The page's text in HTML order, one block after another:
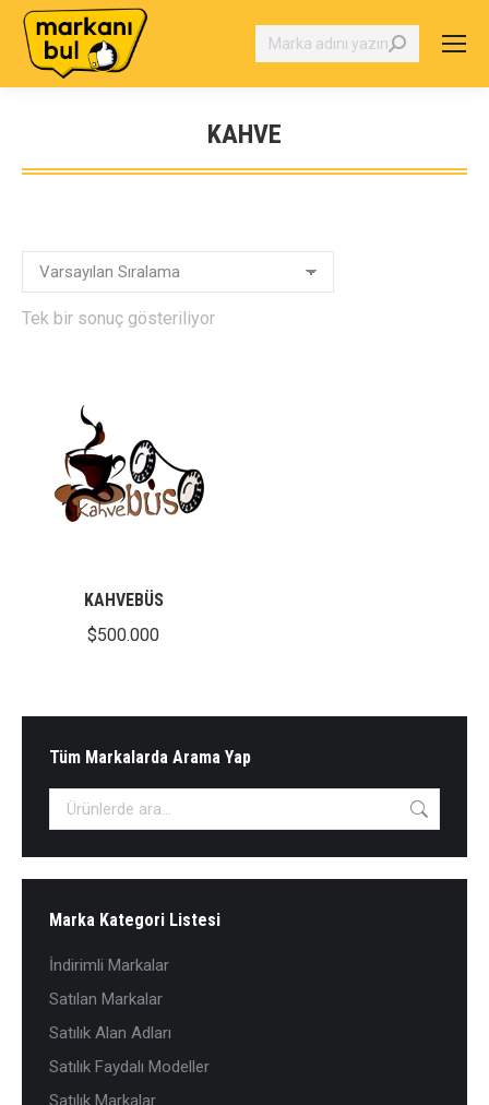
Search:
KAHVE
You are here:
Tek bir sonuç gösteriliyor
KAHVEBÜS
$500.000
Tüm Markalarda Arama Yap
Marka Kategori Listesi
İndirimli Markalar
Satılan Markalar
Satılık Alan Adları
Satılık Faydalı Modeller
Satılık Markalar